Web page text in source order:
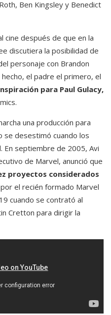
Ben Kingsley y Benedict
cine después de que en la
discutiera la posibilidad de
personaje con Brandon
el padre el primero, el
para Paul Gulacy,
una producción para
se desestimó cuando los
En septiembre de 2005, Avi
de Marvel, anunció que
proyectos considerados
por el recién formado Marvel
cuando se contrató al
Cretton para dirigir la